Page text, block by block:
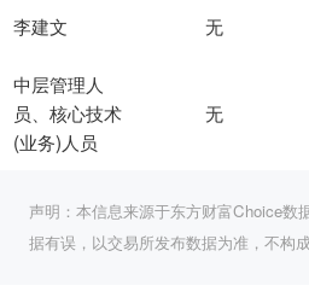
李建文
中层管理人
员、核心技术
(业务)人员
无
无
声明：本信息来源于东方财富Choice数
据有误，以交易所发布数据为准，不构成